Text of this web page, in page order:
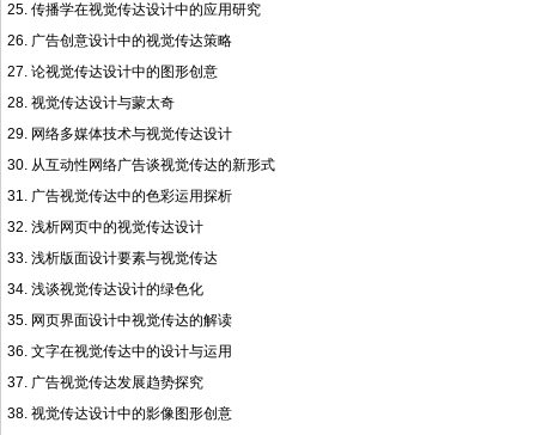
25. 传播学在视觉传达设计中的应用研究
26. 广告创意设计中的视觉传达策略
27. 论视觉传达设计中的图形创意
28. 视觉传达设计与蒙太奇
29. 网络多媒体技术与视觉传达设计
30. 从互动性网络广告谈视觉传达的新形式
31. 广告视觉传达中的色彩运用探析
32. 浅析网页中的视觉传达设计
33. 浅析版面设计要素与视觉传达
34. 浅谈视觉传达设计的绿色化
35. 网页界面设计中视觉传达的解读
36. 文字在视觉传达中的设计与运用
37. 广告视觉传达发展趋势探究
38. 视觉传达设计中的影像图形创意